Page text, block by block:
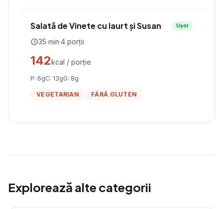
Salată de Vinete cu Iaurt și Susan Ușor
35 min·4 porții
142kcal / porție
P: 6gC: 13gG: 8g
VEGETARIAN FĂRĂ GLUTEN
Explorează alte categorii